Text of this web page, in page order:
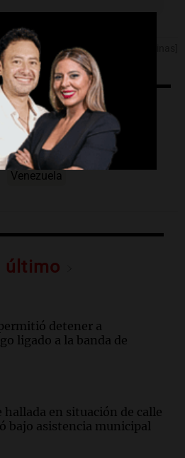
[Fuente: Noticias Argentinas]
Donald Trump
Venezuela
último
detener a
ligado a la banda de
en situación de calle
bajo asistencia municipal